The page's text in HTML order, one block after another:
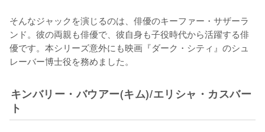
そんなジャックを演じるのは、俳優のキーファー・サザーラ
ンド。彼の両親も俳優で、彼自身も子役時代から活躍する俳
優です。本シリーズ意外にも映画『ダーク・シティ』のシュ
レーバー博士役を務めました。
キンバリー・バウアー(キム)/エリシャ・カスバー
ト